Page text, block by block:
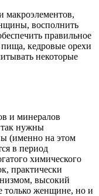
макроэлементов,
восполнить
правильное
кедровые орехи
некоторые
и минералов
так нужны
(именно на этом
в период
химического
практически
высокий
только женщине, но и